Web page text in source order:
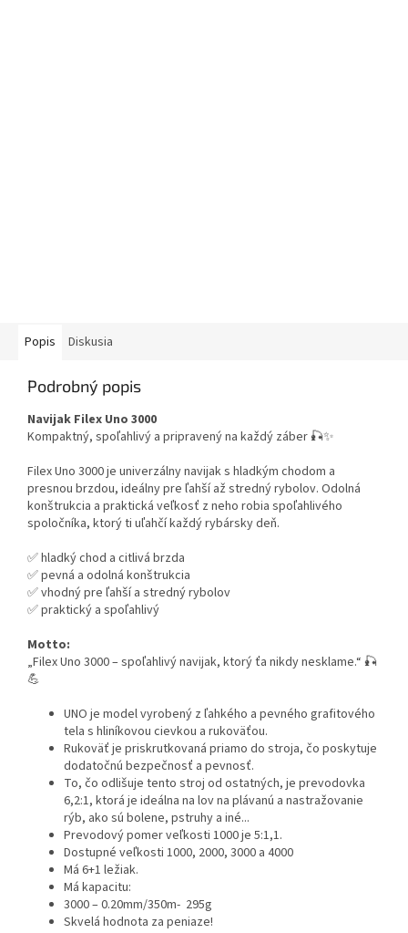
Popis Diskusia
Podrobný popis
Navijak Filex Uno 3000
Kompaktný, spoľahlivý a pripravený na každý záber 🎣✨
Filex Uno 3000 je univerzálny navijak s hladkým chodom a
presnou brzdou, ideálny pre ľahší až stredný rybolov. Odolná
konštrukcia a praktická veľkosť z neho robia spoľahlivého
spoločníka, ktorý ti uľahčí každý rybársky deň.
✅ hladký chod a citlivá brzda
✅ pevná a odolná konštrukcia
✅ vhodný pre ľahší a stredný rybolov
✅ praktický a spoľahlivý
Motto:
„Filex Uno 3000 – spoľahlivý navijak, ktorý ťa nikdy nesklame.“ 🎣
💪
UNO je model vyrobený z ľahkého a pevného grafitového
tela s hliníkovou cievkou a rukoväťou.
Rukoväť je priskrutkovaná priamo do stroja, čo poskytuje
dodatočnú bezpečnosť a pevnosť.
To, čo odlišuje tento stroj od ostatných, je prevodovka
6,2:1, ktorá je ideálna na lov na plávanú a nastražovanie
rýb, ako sú bolene, pstruhy a iné...
Prevodový pomer veľkosti 1000 je 5:1,1.
Dostupné veľkosti 1000, 2000, 3000 a 4000
Má 6+1 ležiak.
Má kapacitu:
3000 – 0.20mm/350m- 295g
Skvelá hodnota za peniaze!